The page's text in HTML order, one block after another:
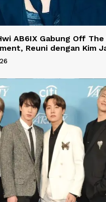
AB6IX Gabung Off
Reuni dengan Kim